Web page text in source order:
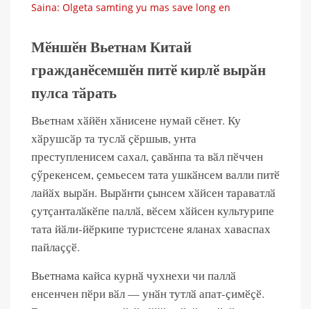
Saina: Olgeta samting yu mas save long en
Мӗншӗн Вьетнам Китай
гражданӗсемшӗн питӗ кирлӗ вырӑн
пулса тӑрать
Вьетнам хӑйӗн хӑнисене нумай сӗнет. Ку
хӑрушсӑр та туслӑ ҫӗршыв, унта
преступленисем сахал, ҫавӑнпа та вӑл пӗччен
ҫӳрекенсем, ҫемьесем тата ушкӑнсем валли питӗ
лайӑх вырӑн. Вырӑнти ҫынсем хӑйсен тараватлӑ
ҫутҫанталӑкӗпе паллӑ, вӗсем хӑйсен культурипе
тата йӑли-йӗркипе туристсене яланах хаваспах
пайлаҫҫӗ.
Вьетнама кайса курнӑ чухнехи чи паллӑ
енсенчен пӗри ​​вӑл — унӑн тутлӑ апат-ҫимӗҫӗ.